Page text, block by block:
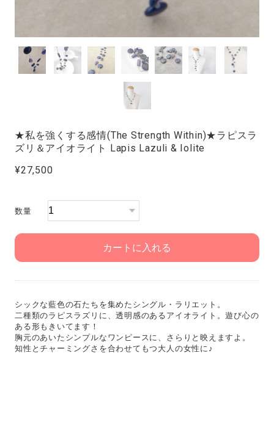
★私を強くする感情(The Strength Within)★ラピスラ
ズリ＆アイオライト Lapis Lazuli & Iolite
¥27,500
数量
カートに入れる
シックな藍色の石たちを集めたシングル・ラリエット。
二種類のラピスラズリに、透明感のあるアイオライト。遊び心の
ある形もきいてます！
胸元のあいたシンプルなワンピースに、さらりと映えますよ。
知性とチャーミングさを合わせてもつ大人の女性に♪